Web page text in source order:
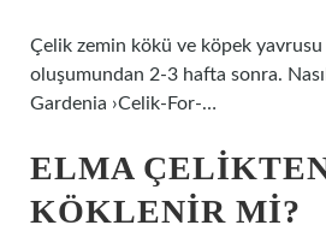
Çelik zemin kökü ve köpek
oluşumundan 2-3 hafta sonra.
Gardenia ›Celik-For-…
ELMA
KÖKLENIR MI?